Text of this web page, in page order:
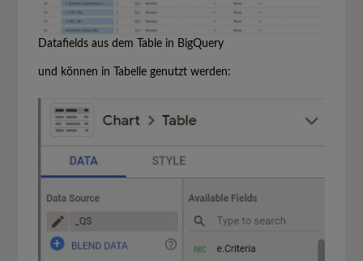
Datafields aus dem Table in BigQuery
und können in Tabelle genutzt werden: